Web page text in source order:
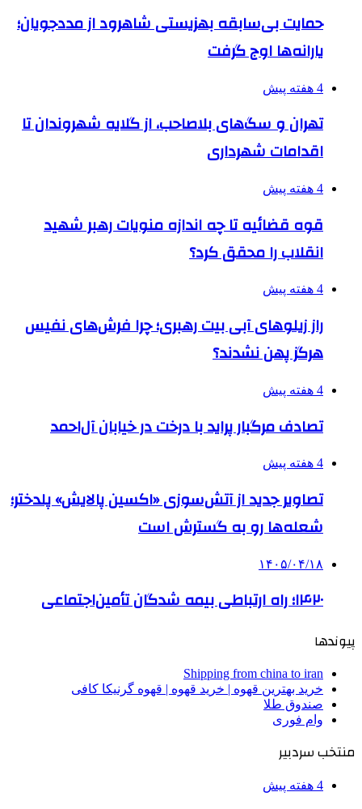
حمایت بی‌سابقه بهزیستی شاهرود از مددجویان؛
یارانه‌ها اوج گرفت
4 هفته پیش
تهران و سگ‌های بلاصاحب، از گلایه شهروندان تا
اقدامات شهرداری
4 هفته پیش
قوه قضائیه تا چه اندازه منویات رهبر شهید
انقلاب را محقق کرد؟
4 هفته پیش
راز زیلوهای آبی بیت رهبری؛ چرا فرش‌های نفیس
هرگز پهن نشدند؟
4 هفته پیش
تصادف مرگبار پراید با درخت در خیابان آل‌احمد
4 هفته پیش
تصاویر جدید از آتش‌سوزی «اکسین پالایش» پلدختر؛
شعله‌ها رو به گسترش است
۱۴۰۵/۰۴/۱۸
۱۴۲۰؛ راه ارتباطی بیمه شدگان تأمین‌اجتماعی
پیوندها
Shipping from china to iran
خرید بهترین قهوه | خرید قهوه | قهوه گرنیکا کافی
صندوق طلا
وام فوری
منتخب سردبیر
4 هفته پیش